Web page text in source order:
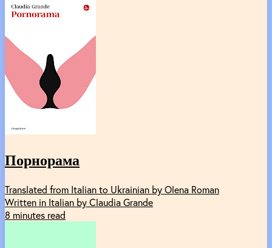
Порнорама
Translated from Italian to Ukrainian by Olena Roman
Written in Italian by Claudia Grande
8 minutes read